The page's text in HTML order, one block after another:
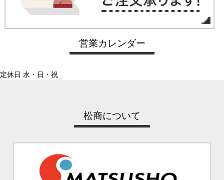
営業カレンダー
定休日 水・日・祝
松商について